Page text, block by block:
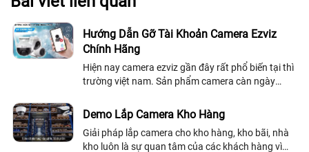
Hướng Dẫn Gỡ Tài Khoản Camera Ezviz
Chính Hãng
Hiện nay camera ezviz gần đây rất phổ biến tại thì
trường việt nam. Sản phẩm camera càn ngày
những dòng camera quan sát chuyên dụng...
Demo Lắp Camera Kho Hàng
Giải pháp lắp camera cho kho hàng, kho bãi, nhà
kho luôn là sự quan tâm của các khách hàng vì